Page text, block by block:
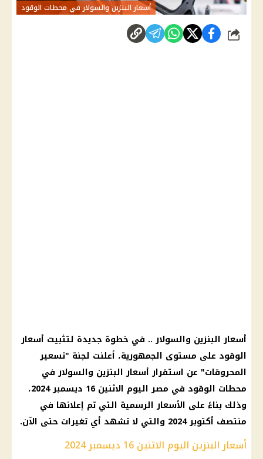
أسعار البنزين والسولار في محطات الوقود
شارك
أسعار البنزين والسولار .. في خطوة جديدة لتثبيت أسعار
الوقود على مستوى الجمهورية، أعلنت لجنة "تسعير
المحروقات" عن استقرار أسعار البنزين والسولار في
محطات الوقود في مصر اليوم الاثنين 16 ديسمبر 2024،
وذلك بناءً على الأسعار الرسمية التي تم إعلانها في
منتصف أكتوبر 2024 والتي لا تشهد أي تغيرات حتى الآن.
أسعار البنزين اليوم الاثنين 16 ديسمبر 2024